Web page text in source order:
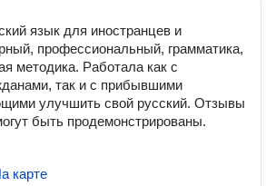
язык для иностранцев и
профессиональный, грамматика,
методика. Работала как с
так и с прибывшими
улучшить свой русский. Отзывы
быть продемонстрированы.
карте